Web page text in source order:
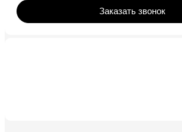
Заказать звонок